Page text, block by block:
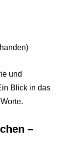
und
Blick in das
–